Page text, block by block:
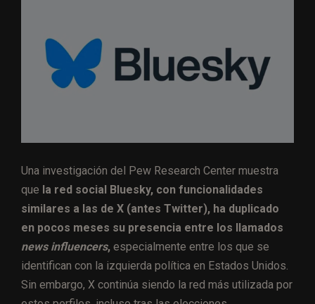
Una investigación del Pew Research Center muestra
que la red social Bluesky, con funcionalidades
similares a las de X (antes Twitter), ha duplicado
en pocos meses su presencia entre los llamados
news influencers, especialmente entre los que se
identifican con la izquierda política en Estados Unidos.
Sin embargo, X continúa siendo la red más utilizada por